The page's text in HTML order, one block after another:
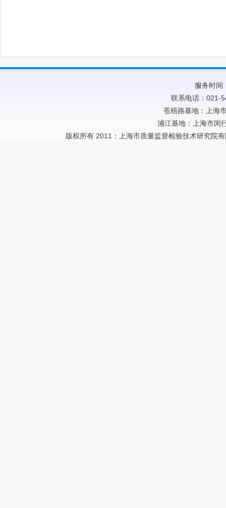
服务时间
联系电话：021-
苍梧路基地：上海
浦江基地：上海市闵
版权所有 2011：上海市质量监督检验技术研究